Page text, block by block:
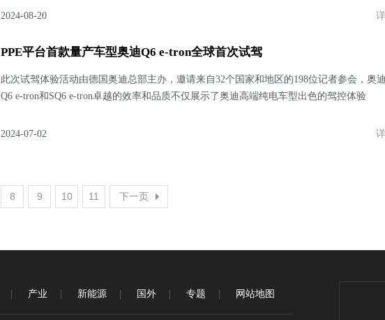
2024-08-20
PPE平台首款量产车型奥迪Q6 e-tron全球首次试驾
此次试驾体验活动由德国奥迪总部主办，邀请来自32个国家和地区的198位记者参会，奥迪
Q6 e-tron和SQ6 e-tron卓越的效率和品质不仅展示了奥迪高端纯电车型出色的驾控体验
2024-07-02
8 9 10 11 下一页
产业 新能源 国外 专题 网站地图